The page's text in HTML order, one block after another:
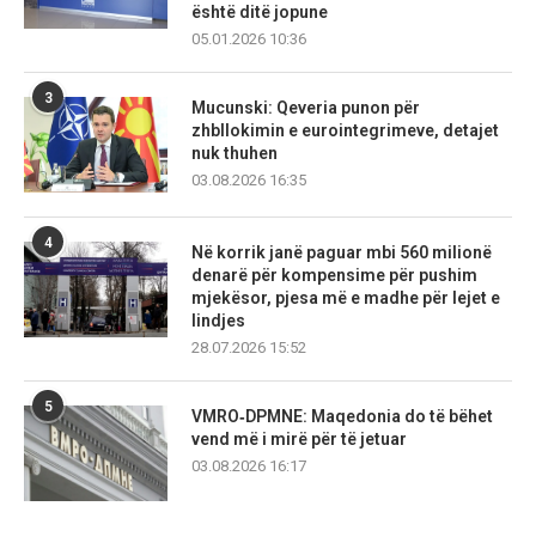
është ditë jopune
05.01.2026 10:36
3
Mucunski: Qeveria punon për
zhbllokimin e eurointegrimeve, detajet
nuk thuhen
03.08.2026 16:35
4
Në korrik janë paguar mbi 560 milionë
denarë për kompensime për pushim
mjekësor, pjesa më e madhe për lejet e
lindjes
28.07.2026 15:52
5
VMRO‑DPMNE: Maqedonia do të bëhet
vend më i mirë për të jetuar
03.08.2026 16:17